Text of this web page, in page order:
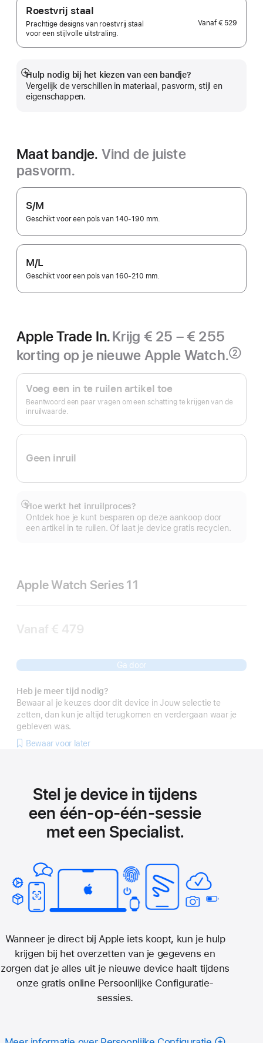
Roestvrij staal
Prachtige designs van roestvrij staal
voor een stijlvolle uitstraling.
Vanaf € 529
Hulp nodig bij het kiezen van een bandje?
Vergelijk de verschillen in materiaal, pasvorm, stijl en
eigenschappen.
Meer
Maat bandje. Vind de juiste
pasvorm.
S/M
Geschikt voor een pols van 140-190 mm.
M/L
Geschikt voor een pols van 160-210 mm.
Apple Trade In.Krijg € 25 – € 255
korting op je nieuwe Apple Watch.
Voetnoot
②
Apple Trade In.
Voeg een in te ruilen artikel toe
Beantwoord een paar vragen om een schatting te krijgen van de
inruilwaarde.
Geen inruil
Hoe werkt het inruilproces?
Ontdek hoe je kunt besparen op deze aankoop door
een artikel in te ruilen. Of laat je device gratis recyclen.
Meer
Apple Watch Series 11
Vanaf € 479
Ga door
Heb je meer tijd nodig?
Bewaar al je keuzes door dit device in Jouw selectie te
zetten, dan kun je altijd terugkomen en verdergaan waar je
gebleven was.
Bewaar voor later
Stel je device in tijdens
een één‑op‑één-sessie
met een Specialist.
Wanneer je direct bij Apple iets koopt, kun je hulp
krijgen bij het overzetten van je gegevens en
zorgen dat je alles uit je nieuwe device haalt tijdens
onze gratis online Persoonlijke Configuratie-
sessies.